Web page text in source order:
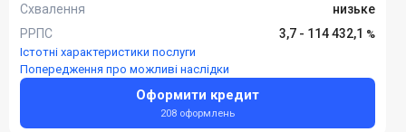
Схвалення
низьке
РРПС
3,7 - 114 432,1
Істотні характеристики послуги
Попередження про можливі наслідки
Оформити кредит
208 оформлень